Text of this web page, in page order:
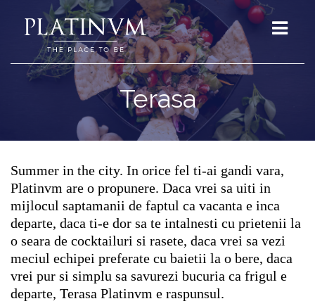
Terasa
Summer in the city. In orice fel ti-ai gandi vara,
Platinvm are o propunere. Daca vrei sa uiti in
mijlocul saptamanii de faptul ca vacanta e inca
departe, daca ti-e dor sa te intalnesti cu prietenii la
o seara de cocktailuri si rasete, daca vrei sa vezi
meciul echipei preferate cu baietii la o bere, daca
vrei pur si simplu sa savurezi bucuria ca frigul e
departe, Terasa Platinvm e raspunsul.